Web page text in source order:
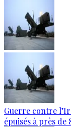
Guerre contre
épuisés à près de